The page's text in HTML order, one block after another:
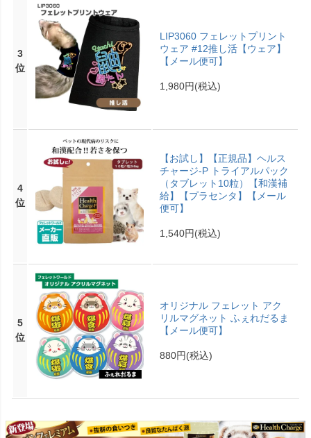
3
位
LIP3060 フェレットプリント
ウェア #12推し活【ウェア】
【メール便可】
1,980円(税込)
4
位
【お試し】【正規品】ヘルス
チャージ-P トライアルパック
（タブレット10粒）【和漢補
給】【プラセンタ】【メール
便可】
1,540円(税込)
5
位
オリジナル フェレット アク
リルマグネット ふぇれだるま
【メール便可】
880円(税込)